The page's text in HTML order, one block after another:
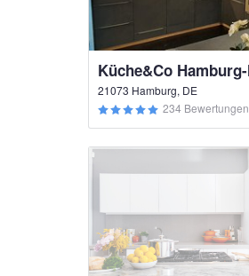
21073 Hamburg, DE
234 Bewertungen